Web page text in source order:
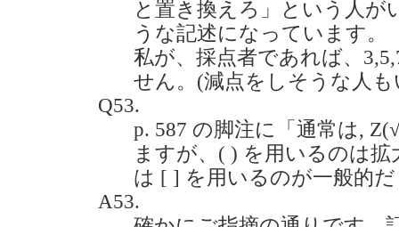
と置き換えろ」という人が
うな記述になっています。
私が、採点者であれば、
せん。(減点をしそうな人
Q53.
p. 587 の脚注に「通常は,
ますが、( ) を用いるのは
は [ ] を用いるのが一般的
A53.